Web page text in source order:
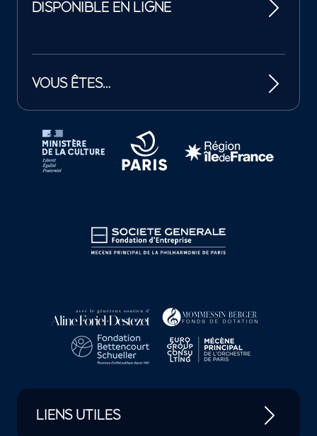
DISPONIBLE EN LIGNE
VOUS ÊTES…
Tutelles et mécènes de la Philharmonie de Paris
LIENS UTILES